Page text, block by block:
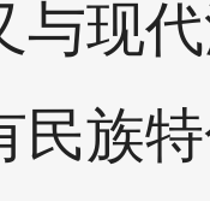
与现
民族